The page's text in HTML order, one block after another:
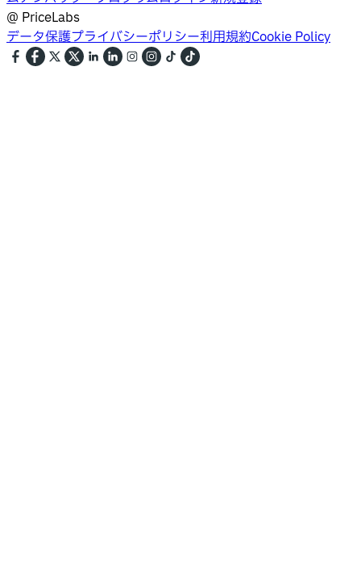
@ PriceLabs
データ保護プライバシーポリシー利用規約Cookie Policy